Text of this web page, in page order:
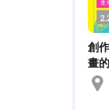
創
畫